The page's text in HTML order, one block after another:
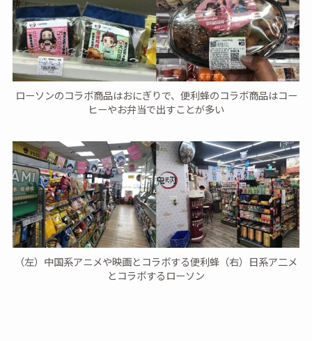
ローソンのコラボ商品はおにぎりで、便利蜂のコラボ商品はコー
ヒーやお弁当で出すことが多い
（左）中国系アニメや映画とコラボする便利蜂（右）日系ア二メ
とコラボするローソン